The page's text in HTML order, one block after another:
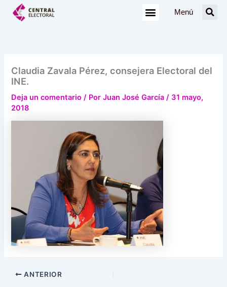
Menú
Claudia Zavala Pérez, consejera Electoral del
INE.
Deja un comentario / PorJuan José García/ 31 mayo,
2018
ANTERIOR